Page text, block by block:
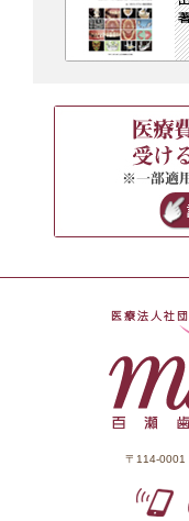
〒114-0001